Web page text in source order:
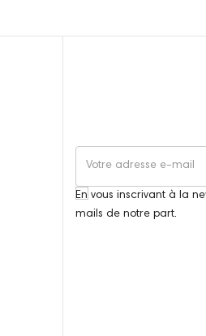
En vous inscrivant à la
mails de notre part.